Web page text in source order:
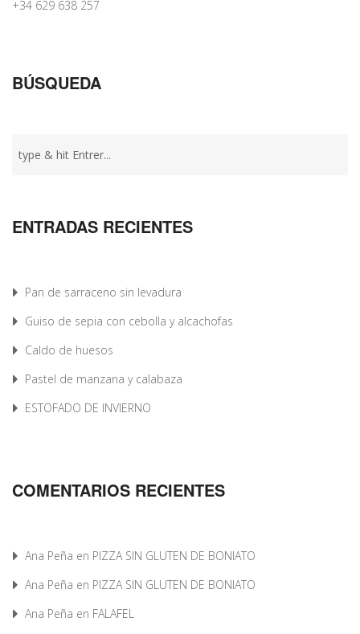
+34 629 638 257
BÚSQUEDA
ENTRADAS RECIENTES
Pan de sarraceno sin levadura
Guiso de sepia con cebolla y alcachofas
Caldo de huesos
Pastel de manzana y calabaza
ESTOFADO DE INVIERNO
COMENTARIOS RECIENTES
Ana Peña en PIZZA SIN GLUTEN DE BONIATO
Ana Peña en PIZZA SIN GLUTEN DE BONIATO
Ana Peña en FALAFEL